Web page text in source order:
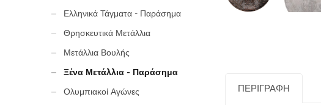
ΠΕΡΙΓΡΑΦΉ
Ελληνικά Τάγματα - Παράσημα
Θρησκευτικά Μετάλλια
Μετάλλια Βουλής
Ξένα Μετάλλια - Παράσημα
Ολυμπιακοί Αγώνες